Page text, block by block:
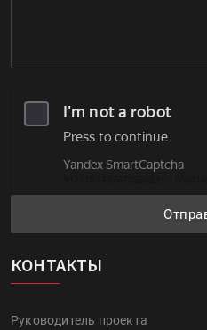
КОНТАКТЫ
Руководитель проекта